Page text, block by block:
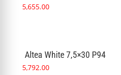
5,655.00
Altea White 7,5×30 P94
5,792.00